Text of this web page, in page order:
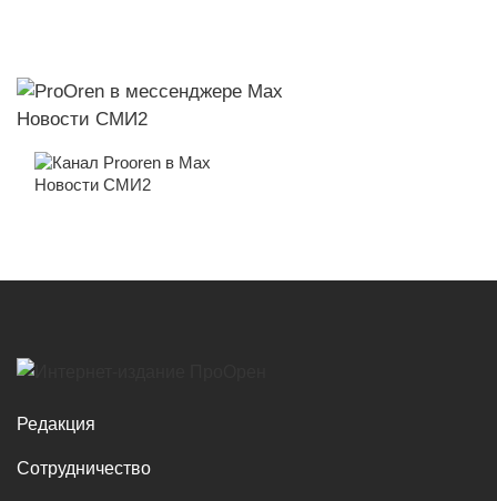
Новости СМИ2
Новости СМИ2
Редакция
Сотрудничество